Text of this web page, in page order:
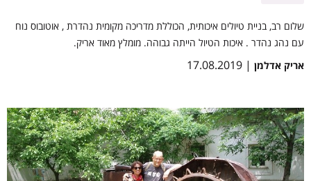
שלום רב, בניית טיולים איכותית, הכוללת מדריכה מקומית נהדרת , אוטובוס נוח
עם נהג נהדר . איכות הטיול הייתה גבוהה. מומלץ מאוד אריק.
אריק אדלמן | 17.08.2019